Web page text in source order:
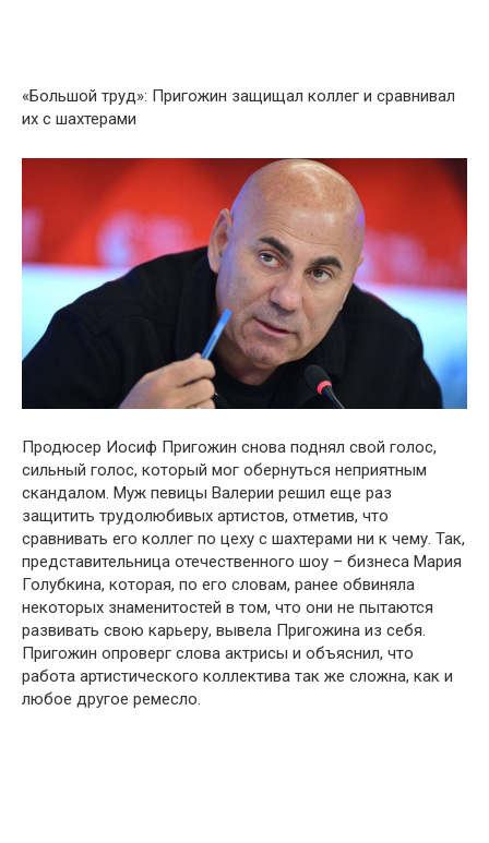
«Большой труд»: Пригожин защищал коллег и сравнивал
их с шахтерами
Продюсер Иосиф Пригожин снова поднял свой голос,
сильный голос, который мог обернуться неприятным
скандалом. Муж певицы Валерии решил еще раз
защитить трудолюбивых артистов, отметив, что
сравнивать его коллег по цеху с шахтерами ни к чему. Так,
представительница отечественного шоу – бизнеса Мария
Голубкина, которая, по его словам, ранее обвиняла
некоторых знаменитостей в том, что они не пытаются
развивать свою карьеру, вывела Пригожина из себя.
Пригожин опроверг слова актрисы и объяснил, что
работа артистического коллектива так же сложна, как и
любое другое ремесло.